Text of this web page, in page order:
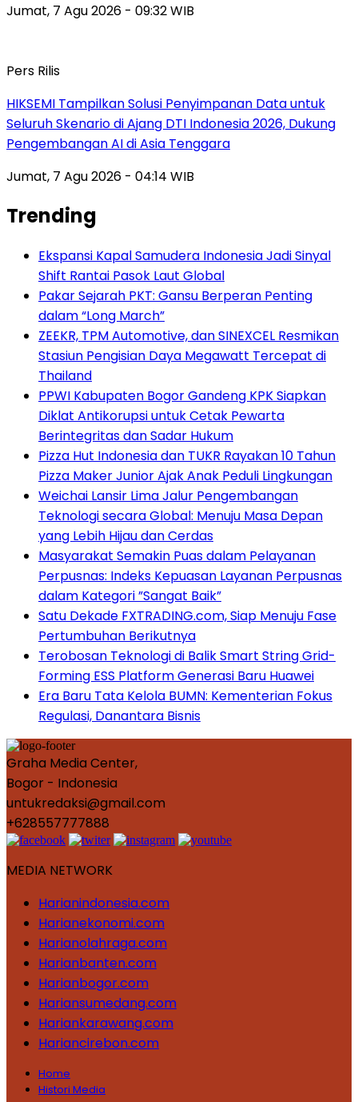
Jumat, 7 Agu 2026 - 09:32 WIB
Pers Rilis
HIKSEMI Tampilkan Solusi Penyimpanan Data untuk
Seluruh Skenario di Ajang DTI Indonesia 2026, Dukung
Pengembangan AI di Asia Tenggara
Jumat, 7 Agu 2026 - 04:14 WIB
Trending
Ekspansi Kapal Samudera Indonesia Jadi Sinyal
Shift Rantai Pasok Laut Global
Pakar Sejarah PKT: Gansu Berperan Penting
dalam “Long March”
ZEEKR, TPM Automotive, dan SINEXCEL Resmikan
Stasiun Pengisian Daya Megawatt Tercepat di
Thailand
PPWI Kabupaten Bogor Gandeng KPK Siapkan
Diklat Antikorupsi untuk Cetak Pewarta
Berintegritas dan Sadar Hukum
Pizza Hut Indonesia dan TUKR Rayakan 10 Tahun
Pizza Maker Junior Ajak Anak Peduli Lingkungan
Weichai Lansir Lima Jalur Pengembangan
Teknologi secara Global: Menuju Masa Depan
yang Lebih Hijau dan Cerdas
Masyarakat Semakin Puas dalam Pelayanan
Perpusnas: Indeks Kepuasan Layanan Perpusnas
dalam Kategori ”Sangat Baik”
Satu Dekade FXTRADING.com, Siap Menuju Fase
Pertumbuhan Berikutnya
Terobosan Teknologi di Balik Smart String Grid-
Forming ESS Platform Generasi Baru Huawei
Era Baru Tata Kelola BUMN: Kementerian Fokus
Regulasi, Danantara Bisnis
Graha Media Center,
Bogor - Indonesia
untukredaksi@gmail.com
+628557777888
MEDIA NETWORK
Harianindonesia.com
Harianekonomi.com
Harianolahraga.com
Harianbanten.com
Harianbogor.com
Hariansumedang.com
Hariankarawang.com
Hariancirebon.com
Home
Histori Media